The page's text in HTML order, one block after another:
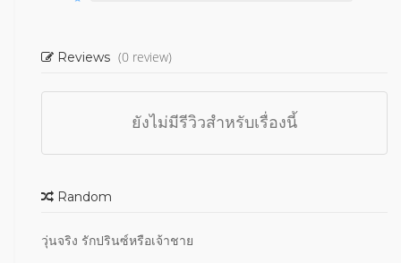
Reviews (0 review)
ยังไม่มีรีวิวสำหรับเรื่องนี้
Random
วุ่นจริง รักปรินซ์หรือเจ้าชาย